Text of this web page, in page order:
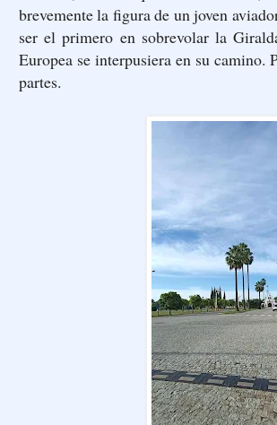
brevemente la figura de un joven
ser el primero en sobrevolar la
Europea se interpusiera en su camino.
partes.